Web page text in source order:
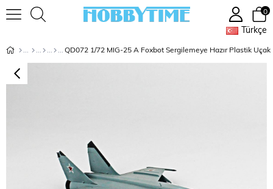
Türkçe
0
QD072 1/72 MIG-25 A Foxbot Sergilemeye Hazır Plastik Uçak